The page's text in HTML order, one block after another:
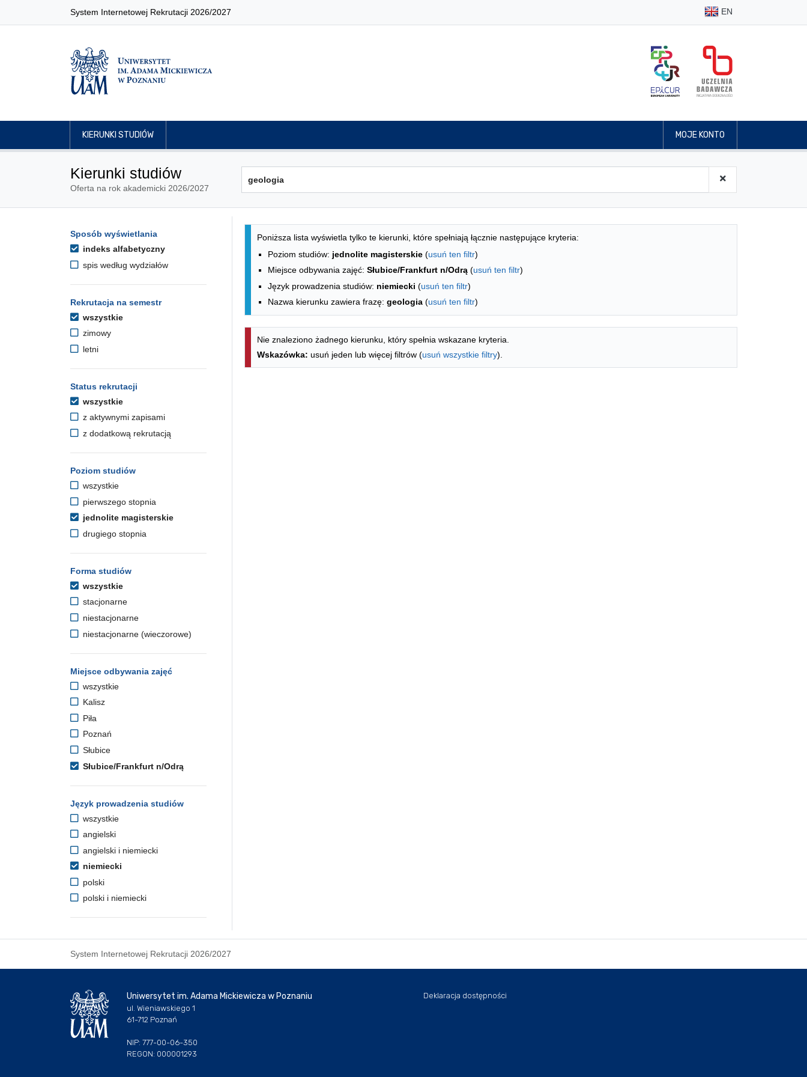
System Internetowej Rekrutacji 2026/2027 EN
KIERUNKI STUDIÓW MOJE KONTO
Kierunki studiów
Oferta na rok akademicki 2026/2027
Opcje filtrowania kierunków studiów
Przejdź do listy kierunków
Sposób wyświetlania
indeks alfabetyczny
spis według wydziałów
Rekrutacja na semestr
wszystkie
zimowy
letni
Status rekrutacji
wszystkie
z aktywnymi zapisami
z dodatkową rekrutacją
Poziom studiów
wszystkie
pierwszego stopnia
jednolite magisterskie
drugiego stopnia
Forma studiów
wszystkie
stacjonarne
niestacjonarne
niestacjonarne (wieczorowe)
Miejsce odbywania zajęć
wszystkie
Kalisz
Piła
Poznań
Słubice
Słubice/Frankfurt n/Odrą
Język prowadzenia studiów
wszystkie
angielski
angielski i niemiecki
niemiecki
polski
polski i niemiecki
Lista kierunków - indeks alfabetyczny
Poniższa lista wyświetla tylko te kierunki, które spełniają łącznie następujące kryteria:
Poziom studiów: jednolite magisterskie (usuń ten filtr)
Miejsce odbywania zajęć: Słubice/Frankfurt n/Odrą (usuń ten filtr)
Język prowadzenia studiów: niemiecki (usuń ten filtr)
Nazwa kierunku zawiera frazę: geologia (usuń ten filtr)
Nie znaleziono żadnego kierunku, który spełnia wskazane kryteria.
Wskazówka: usuń jeden lub więcej filtrów (usuń wszystkie filtry).
System Internetowej Rekrutacji 2026/2027
Uniwersytet im. Adama Mickiewicza w Poznaniu
ul. Wieniawskiego 1
61-712 Poznań
NIP: 777-00-06-350
REGON: 000001293
Deklaracja dostępności